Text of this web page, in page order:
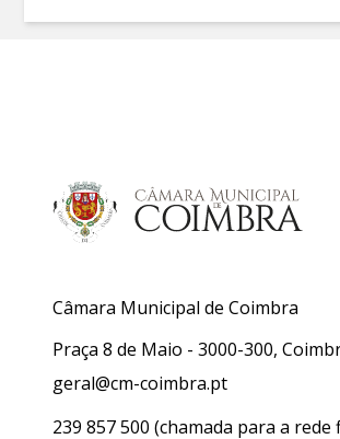
Câmara Municipal de Coimbra
Praça 8 de Maio - 3000-300,
geral@cm-coimbra.pt
239 857 500 (chamada para a rede